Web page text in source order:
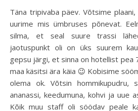
Täna tripivaba päev. Võtsime plaani, et tiksume niisama ja
uurime mis ümbruses põnevat.
silma, et seal suure trassi
jaotuspunkt oli on üks suurem
gepsu järgi, et sinna on hotellist pea
maa käsitsi ära käia 😉 Kobisime
olema ok. Võtsin hommikupudru,
ananassi, keedumuna, kohvi ja uue
Kõik muu staff oli söödav peale